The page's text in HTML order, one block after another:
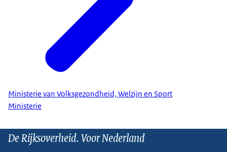
Ministerie van Volksgezondheid, Welzijn en Sport
Ministerie
De Rijksoverheid. Voor Nederland